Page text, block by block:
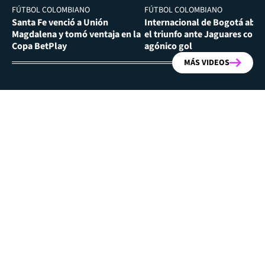
FÚTBOL COLOMBIANO
Santa Fe venció a Unión
Magdalena y tomó ventaja en la
Copa BetPlay
FÚTBOL COLOMBIANO
Internacional de Bogotá
el triunfo ante Jaguares con
agónico gol
MÁS VIDEOS